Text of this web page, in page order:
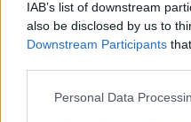
IAB’s list of downstream
also be disclosed by us to
Downstream Participants
Personal Data